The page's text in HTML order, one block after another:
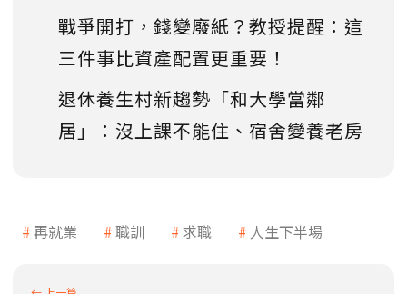
戰爭開打，錢變廢紙？教授提醒：這
三件事比資產配置更重要！
退休養生村新趨勢「和大學當鄰
居」：沒上課不能住、宿舍變養老房
再就業 職訓 求職 人生下半場